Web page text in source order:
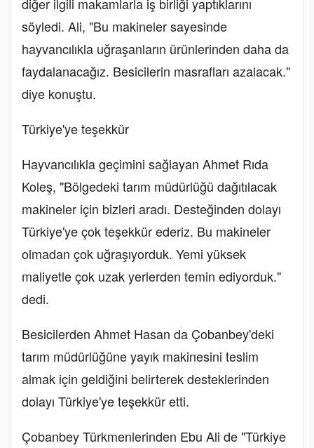
söyledi. Ali, "Bu makineler sayesinde
hayvancılıkla uğraşanların ürünlerinden daha da
faydalanacağız. Besicilerin masrafları azalacak."
diye konuştu.
Türkiye'ye teşekkür
Hayvancılıkla geçimini sağlayan Ahmet Rıda
Koleş, "Bölgedeki tarım müdürlüğü dağıtılacak
makineler için bizleri aradı. Desteğinden dolayı
Türkiye'ye çok teşekkür ederiz. Bu makineler
olmadan çok uğraşıyorduk. Yemi yüksek
maliyetle çok uzak yerlerden temin ediyorduk."
dedi.
Besicilerden Ahmet Hasan da Çobanbey'deki
tarım müdürlüğüne yayık makinesini teslim
almak için geldiğini belirterek desteklerinden
dolayı Türkiye'ye teşekkür etti.
Çobanbey Türkmenlerinden Ebu Ali de "Türkiye